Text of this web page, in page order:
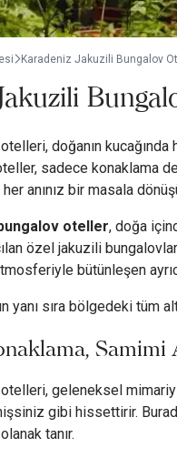
Karadeniz Jakuzili Bungalov
doğanın
sadece konaklama
anınız bir masala
oteller, doğa
özel jakuzili
bütünleşen
yanı sıra bölgedeki tüm
Samimi
geleneksel
gibi hissettirir.
tanır.